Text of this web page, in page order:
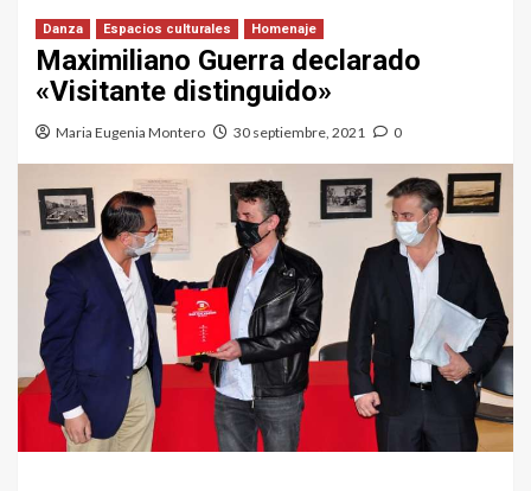
Danza Espacios culturales Homenaje
Maximiliano Guerra declarado
«Visitante distinguido»
Maria Eugenia Montero 30 septiembre, 2021 0